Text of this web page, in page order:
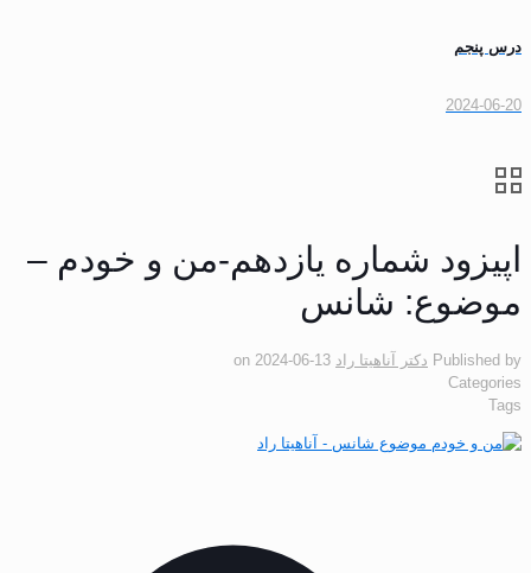
درس پنجم
2024-06-20
اپیزود شماره یازدهم-من و خودم –
موضوع: شانس
Published by دکتر آناهیتا راد on 2024-06-13
Categories
Tags